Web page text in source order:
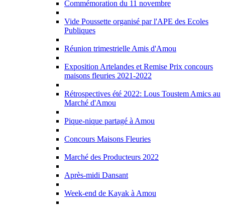
Commémoration du 11 novembre
Vide Poussette organisé par l'APE des Ecoles
Publiques
Réunion trimestrielle Amis d'Amou
Exposition Artelandes et Remise Prix concours
maisons fleuries 2021-2022
Rétrospectives été 2022: Lous Toustem Amics au
Marché d'Amou
Pique-nique partagé à Amou
Concours Maisons Fleuries
Marché des Producteurs 2022
Après-midi Dansant
Week-end de Kayak à Amou